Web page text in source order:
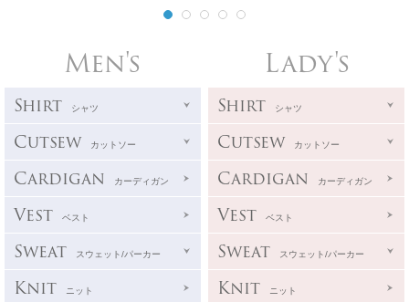
Men's
Shirt シャツ
Cutsew カットソー
Cardigan カーディガン
Vest ベスト
Sweat スウェット/パーカー
Knit ニット
Lady's
Shirt シャツ
Cutsew カットソー
Cardigan カーディガン
Vest ベスト
Sweat スウェット/パーカー
Knit ニット